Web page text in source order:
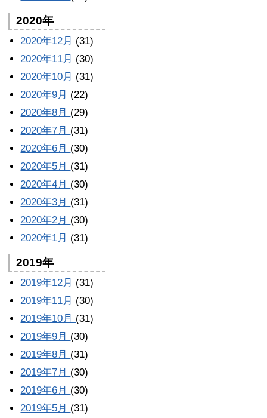
2020年
2020年12月 (31)
2020年11月 (30)
2020年10月 (31)
2020年9月 (22)
2020年8月 (29)
2020年7月 (31)
2020年6月 (30)
2020年5月 (31)
2020年4月 (30)
2020年3月 (31)
2020年2月 (30)
2020年1月 (31)
2019年
2019年12月 (31)
2019年11月 (30)
2019年10月 (31)
2019年9月 (30)
2019年8月 (31)
2019年7月 (30)
2019年6月 (30)
2019年5月 (31)